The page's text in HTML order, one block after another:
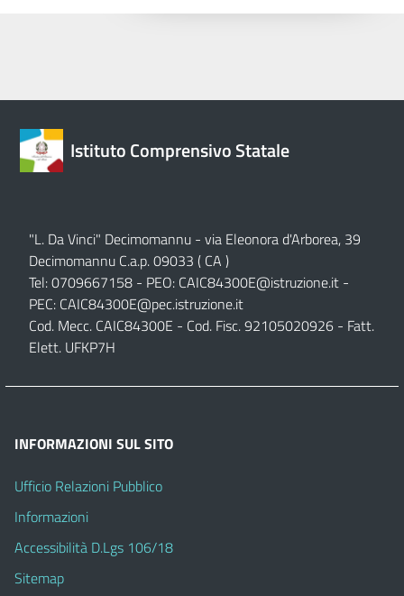
Istituto Comprensivo Statale
"L. Da Vinci" Decimomannu - via Eleonora d'Arborea, 39
Decimomannu C.a.p. 09033 ( CA )
Tel: 0709667158 - PEO: CAIC84300E@istruzione.it -
PEC: CAIC84300E@pec.istruzione.it
Cod. Mecc. CAIC84300E - Cod. Fisc. 92105020926 - Fatt.
Elett. UFKP7H
INFORMAZIONI SUL SITO
Ufficio Relazioni Pubblico
Informazioni
Accessibilità D.Lgs 106/18
Sitemap